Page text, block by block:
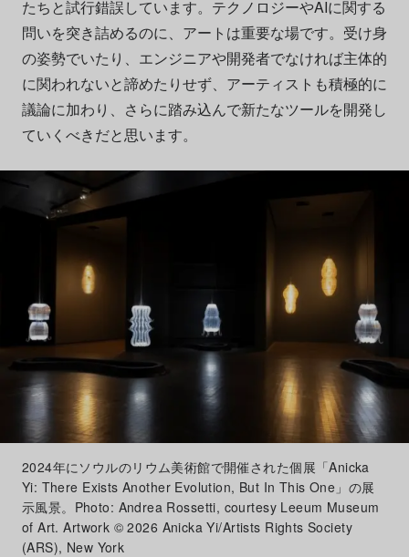
たちと試行錯誤しています。テクノロジーやAIに関する
問いを突き詰めるのに、アートは重要な場です。受け身
の姿勢でいたり、エンジニアや開発者でなければ主体的
に関われないと諦めたりせず、アーティストも積極的に
議論に加わり、さらに踏み込んで新たなツールを開発し
ていくべきだと思います。
2024年にソウルのリウム美術館で開催された個展「Anicka
Yi: There Exists Another Evolution, But In This One」の展
示風景。Photo: Andrea Rossetti, courtesy Leeum Museum
of Art. Artwork © 2026 Anicka Yi/Artists Rights Society
(ARS), New York